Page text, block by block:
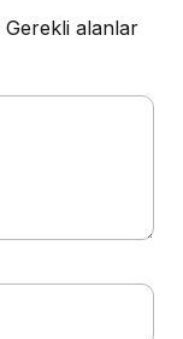
Gerekli alanlar